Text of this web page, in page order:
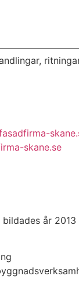
skane.se
år 2013